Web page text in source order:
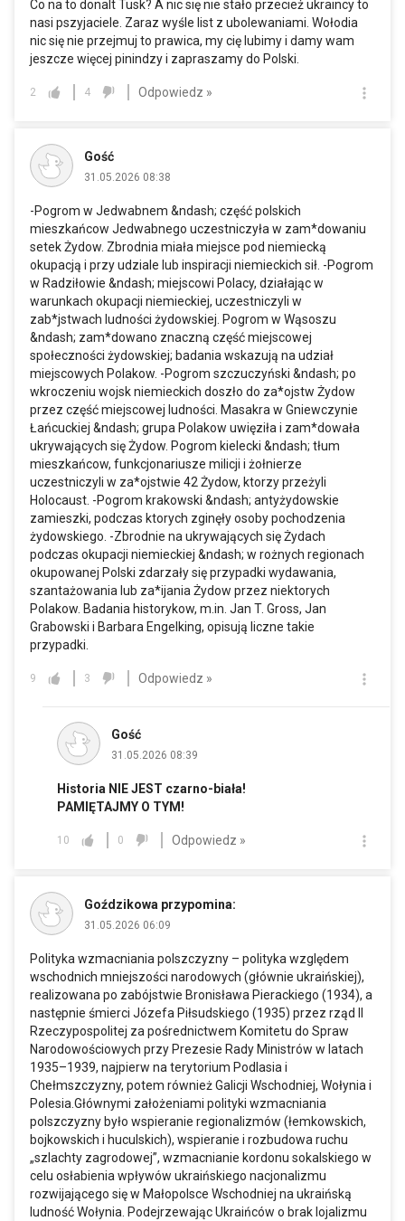
Co na to donalt Tusk? A nic się nie stało przecież ukraincy to
nasi pszyjaciele. Zaraz wyśle list z ubolewaniami. Wołodia
nic się nie przejmuj to prawica, my cię lubimy i damy wam
jeszcze więcej pinindzy i zapraszamy do Polski.
2 4 Odpowiedz »
Gość
31.05.2026 08:38
-Pogrom w Jedwabnem &ndash; część polskich
mieszkańcow Jedwabnego uczestniczyła w zam*dowaniu
setek Żydow. Zbrodnia miała miejsce pod niemiecką
okupacją i przy udziale lub inspiracji niemieckich sił. -Pogrom
w Radziłowie &ndash; miejscowi Polacy, działając w
warunkach okupacji niemieckiej, uczestniczyli w
zab*jstwach ludności żydowskiej. Pogrom w Wąsoszu
&ndash; zam*dowano znaczną część miejscowej
społeczności żydowskiej; badania wskazują na udział
miejscowych Polakow. -Pogrom szczuczyński &ndash; po
wkroczeniu wojsk niemieckich doszło do za*ojstw Żydow
przez część miejscowej ludności. Masakra w Gniewczynie
Łańcuckiej &ndash; grupa Polakow uwięziła i zam*dowała
ukrywających się Żydow. Pogrom kielecki &ndash; tłum
mieszkańcow, funkcjonariusze milicji i żołnierze
uczestniczyli w za*ojstwie 42 Żydow, ktorzy przeżyli
Holocaust. -Pogrom krakowski &ndash; antyżydowskie
zamieszki, podczas ktorych zginęły osoby pochodzenia
żydowskiego. -Zbrodnie na ukrywających się Żydach
podczas okupacji niemieckiej &ndash; w rożnych regionach
okupowanej Polski zdarzały się przypadki wydawania,
szantażowania lub za*ijania Żydow przez niektorych
Polakow. Badania historykow, m.in. Jan T. Gross, Jan
Grabowski i Barbara Engelking, opisują liczne takie
przypadki.
9 3 Odpowiedz »
Gość
31.05.2026 08:39
Historia NIE JEST czarno-biała!
PAMIĘTAJMY O TYM!
10 0 Odpowiedz »
Goździkowa przypomina:
31.05.2026 06:09
Polityka wzmacniania polszczyzny – polityka względem
wschodnich mniejszości narodowych (głównie ukraińskiej),
realizowana po zabójstwie Bronisława Pierackiego (1934), a
następnie śmierci Józefa Piłsudskiego (1935) przez rząd II
Rzeczypospolitej za pośrednictwem Komitetu do Spraw
Narodowościowych przy Prezesie Rady Ministrów w latach
1935–1939, najpierw na terytorium Podlasia i
Chełmszczyzny, potem również Galicji Wschodniej, Wołynia i
Polesia.Głównymi założeniami polityki wzmacniania
polszczyzny było wspieranie regionalizmów (łemkowskich,
bojkowskich i huculskich), wspieranie i rozbudowa ruchu
„szlachty zagrodowej”, wzmacnianie kordonu sokalskiego w
celu osłabienia wpływów ukraińskiego nacjonalizmu
rozwijającego się w Małopolsce Wschodniej na ukraińską
ludność Wołynia. Podejrzewając Ukraińców o brak lojalizmu